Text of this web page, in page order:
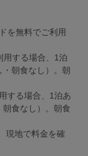
を無料でご利用
用する場合、1泊
朝食なし）。朝
する場合、1泊あ
食なし）。朝食
現地で料金を確